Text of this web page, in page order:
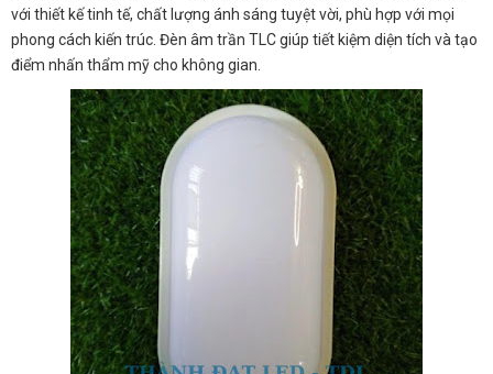
với thiết kế tinh tế, chất lượng ánh sáng tuyệt vời, phù hợp với mọi
phong cách kiến trúc. Đèn âm trần TLC giúp tiết kiệm diện tích và tạo
điểm nhấn thẩm mỹ cho không gian.